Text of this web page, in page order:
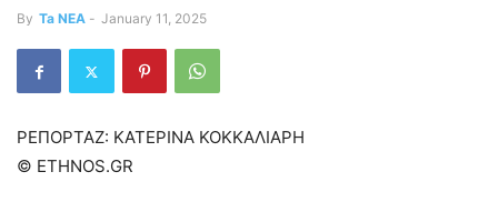
By Ta NEA - January 11, 2025
ΡΕΠΟΡΤΑΖ: ΚΑΤΕΡΙΝΑ ΚΟΚΚΑΛΙΑΡΗ
© ETHNOS.GR